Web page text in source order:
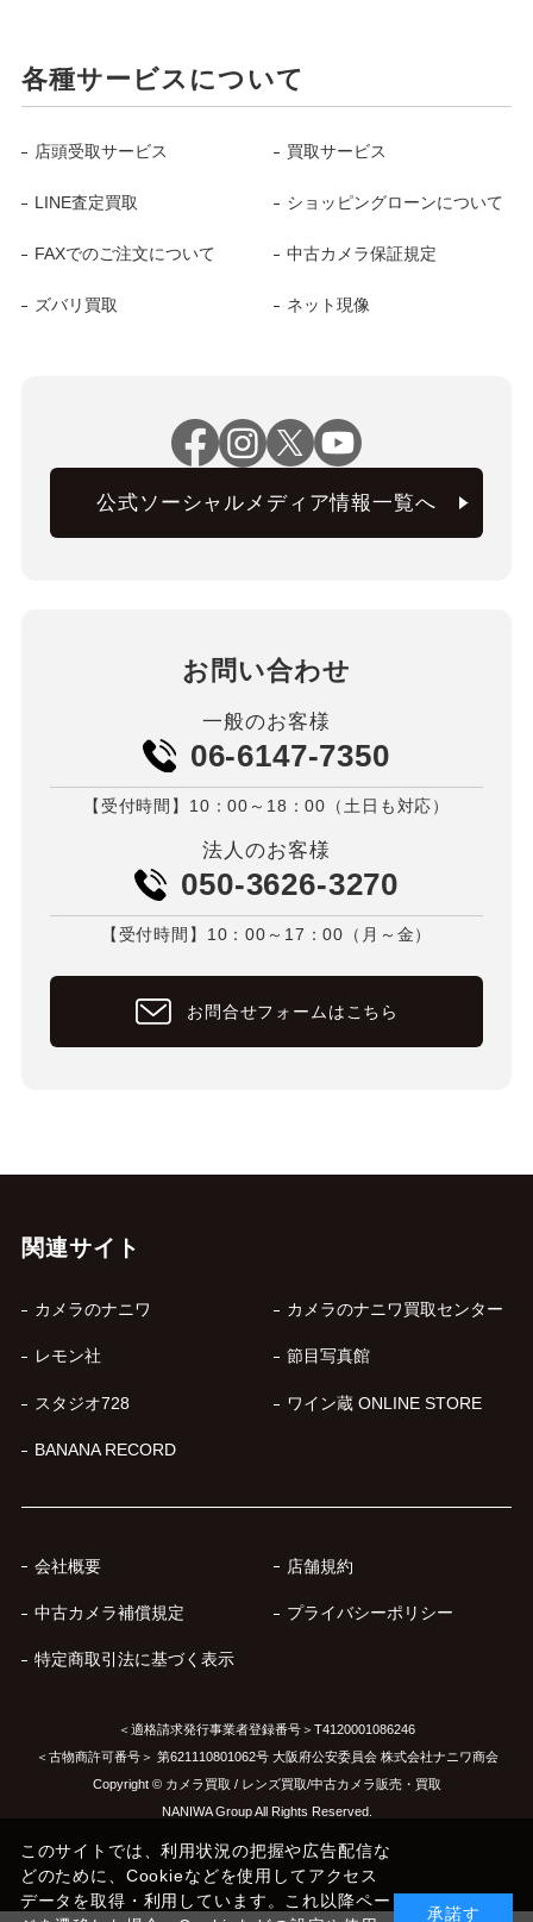
各種サービスについて
店頭受取サービス 買取サービス
LINE査定買取 ショッピングローンについて
FAXでのご注文について 中古カメラ保証規定
ズバリ買取 ネット現像
公式ソーシャルメディア情報一覧へ
お問い合わせ
一般のお客様
06-6147-7350
【受付時間】10：00～18：00（土日も対応）
法人のお客様
050-3626-3270
【受付時間】10：00～17：00（月～金）
お問合せフォームはこちら
関連サイト
カメラのナニワ カメラのナニワ買取センター
レモン社 節目写真館
スタジオ728 ワイン蔵 ONLINE STORE
BANANA RECORD
会社概要 店舗規約
中古カメラ補償規定 プライバシーポリシー
特定商取引法に基づく表示
＜適格請求発行事業者登録番号＞T4120001086246
＜古物商許可番号＞ 第621110801062号 大阪府公安委員会 株式会社ナニワ商会
Copyright © カメラ買取 / レンズ買取/中古カメラ販売・買取
NANIWA Group All Rights Reserved.
このサイトでは、利用状況の把握や広告配信な
どのために、Cookieなどを使用してアクセス
データを取得・利用しています。これ以降ペー
承諾す